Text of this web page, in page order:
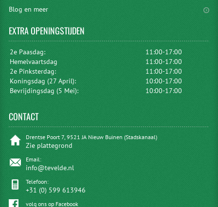
Blog en meer
EXTRAOPENINGSTIJDEN
2e Paasdag:
11:00-17:00
Hemelvaartsdag
11:00-17:00
2e Pinksterdag:
11:00-17:00
Koningsdag (27 April):
10:00-17:00
Bevrijdingsdag (5 Mei):
10:00-17:00
CONTACT
Drentse Poort 7, 9521 JA Nieuw Buinen (Stadskanaal)
Zie plattegrond
Email:
info@tevelde.nl
Telefoon:
+31 (0) 599 613946
volg ons op Facebook